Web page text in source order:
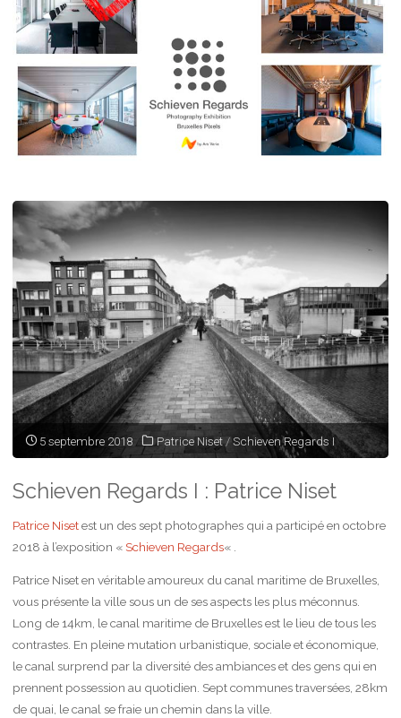
5 septembre 2018 Patrice Niset / Schieven Regards I
Schieven Regards I : Patrice Niset
Patrice Nisetest un des sept photographes qui a participé en octobre
2018 à l’exposition « Schieven Regards« .
Patrice Niset en véritable amoureux du canal maritime de Bruxelles,
vous présente la ville sous un de ses aspects les plus méconnus.
Long de 14km, le canal maritime de Bruxelles est le lieu de tous les
contrastes. En pleine mutation urbanistique, sociale et économique,
le canal surprend par la diversité des ambiances et des gens qui en
prennent possession au quotidien. Sept communes traversées, 28km
de quai, le canal se fraie un chemin dans la ville.